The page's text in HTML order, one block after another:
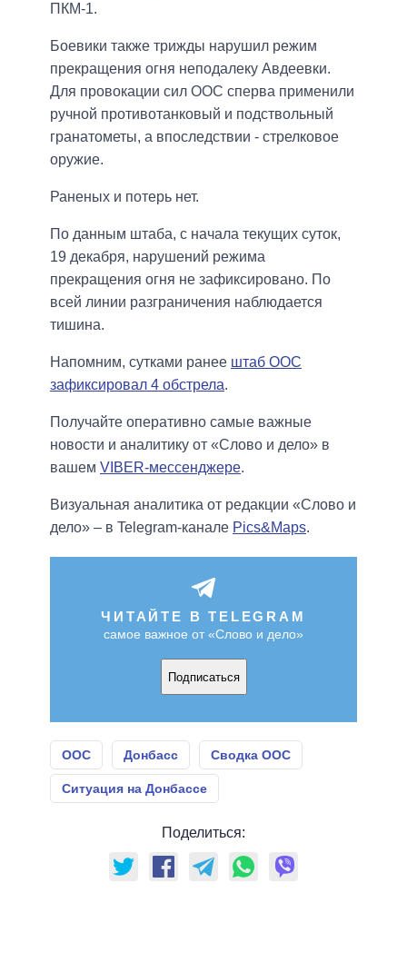
ПКМ-1.
Боевики также трижды нарушил режим
прекращения огня неподалеку Авдеевки.
Для провокации сил ООС сперва применили
ручной противотанковый и подствольный
гранатометы, а впоследствии - стрелковое
оружие.
Раненых и потерь нет.
По данным штаба, с начала текущих суток,
19 декабря, нарушений режима
прекращения огня не зафиксировано. По
всей линии разграничения наблюдается
тишина.
Напомним, сутками ранее штаб ООС
зафиксировал 4 обстрела.
Получайте оперативно самые важные
новости и аналитику от «Слово и дело» в
вашем VIBER-мессенджере.
Визуальная аналитика от редакции «Слово и
дело» – в Telegram-канале Pics&Maps.
ЧИТАЙТЕ В TELEGRAM
самое важное от «Слово и дело»
Подписаться
ООС Донбасс Сводка ООС
Ситуация на Донбассе
Поделиться: